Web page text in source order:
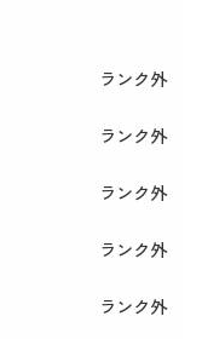
ランク外
ランク外
ランク外
ランク外
ランク外